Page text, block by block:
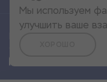
Мы используем
улучшить ваше